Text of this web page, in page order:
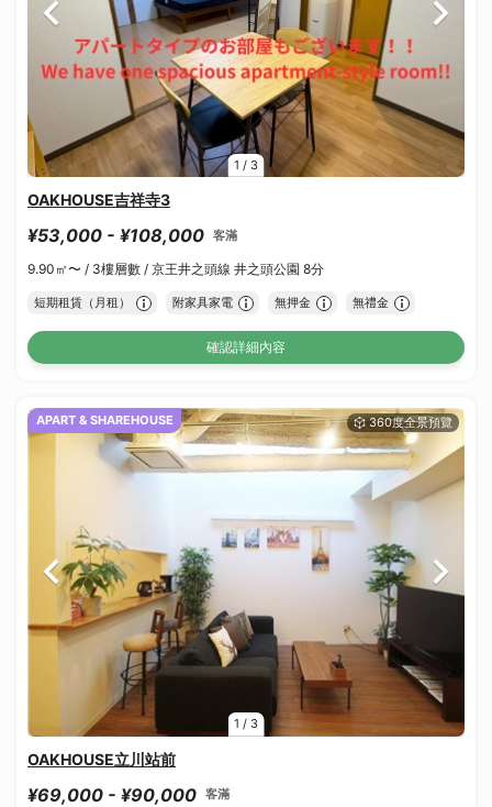
1 / 3
OAKHOUSE吉祥寺3
¥53,000 - ¥108,000 客滿
9.90㎡〜 / 3樓層數 / 京王井之頭線 井之頭公園 8分
短期租賃（月租） 附家具家電 無押金 無禮金
確認詳細內容
1 / 3
APART & SHAREHOUSE
OAKHOUSE立川站前
¥69,000 - ¥90,000 客滿